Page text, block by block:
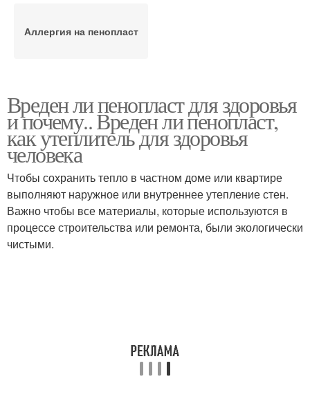
Аллергия на пенопласт
Вреден ли пенопласт для здоровья
и почему.. Вреден ли пенопласт,
как утеплитель для здоровья
человека
Чтобы сохранить тепло в частном доме или квартире
выполняют наружное или внутреннее утепление стен.
Важно чтобы все материалы, которые используются в
процессе строительства или ремонта, были экологически
чистыми.